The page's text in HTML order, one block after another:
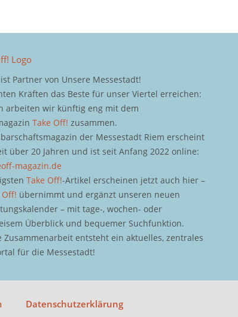
ist Partner von Unsere Messestadt!
Kräften das Beste für unser Viertel erreichen:
arbeiten wir künftig eng mit dem
Take Off! zusammen.
der Messestadt Riem erscheint
über 20 Jahren und ist seit Anfang 2022 online:
magazin.de
Take Off!-Artikel erscheinen jetzt auch hier –
Off! übernimmt und ergänzt unseren neuen
– mit tage-, wochen- oder
Überblick und bequemer Suchfunktion.
Zusammenarbeit entsteht ein aktuelles, zentrales
für die Messestadt!
Datenschutzerklärung